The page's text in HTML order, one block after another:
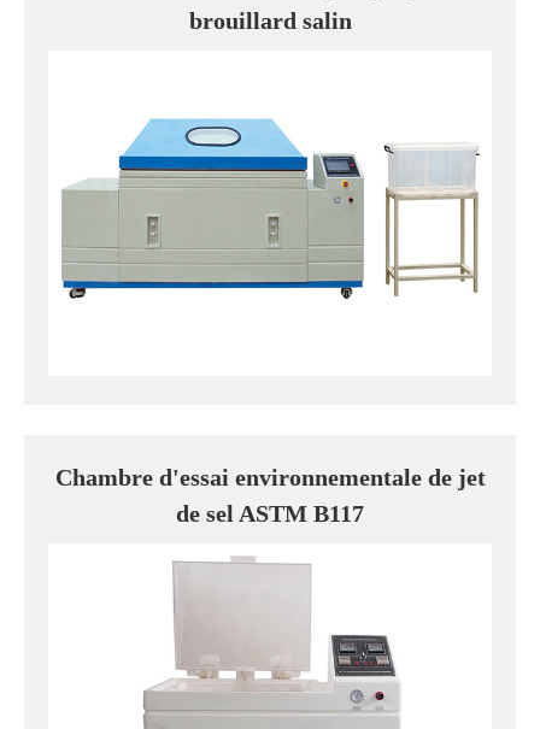
brouillard salin
Chambre d'essai environnementale de jet
de sel ASTM B117